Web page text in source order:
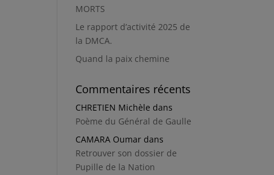
MORTS
Le rapport d’activité 2025 de
la DMCA.
Quand la paix chemine
Commentaires récents
CHRETIEN Michèle dans
Poème du Général de Gaulle
CAMARA Oumar dans
Retrouver son dossier de
Pupille de la Nation